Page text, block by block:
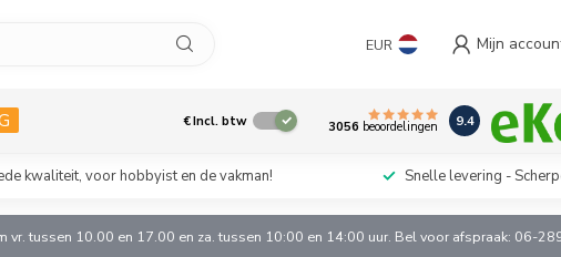
EUR Mijn
€Incl. btw 3056 beoordelingen 9.4
kwaliteit, voor hobbyist en de vakman! Snelle levering -
vr. tussen 10.00 en 17.00 en za. tussen 10:00 en 14:00 uur. Bel voor afspraak: 06-